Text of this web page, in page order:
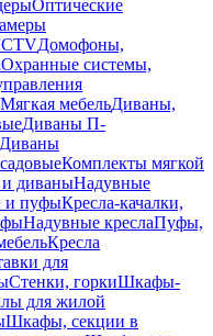
Оптические
Домофоны,
Охранные системы,
Мягкая мебельДиваны,
Диваны П-
Диваны
Комплекты мягкой
и диваныНадувные
и пуфыКресла-качалки,
Надувные креслаПуфы,
Кресла
для
Стенки, горкиШкафы-
для жилой
Шкафы, секции в